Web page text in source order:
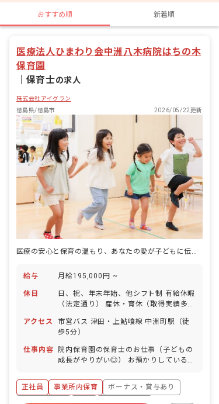
おすすめ順 新着順
医療法人ひまわり会中洲八木病院はちの木
保育園
保育士の求人
株式会社アイグラン
徳島県/徳島市
2026/05/22更新
医療の安心と保育の温もり、あなたの愛が子どもに伝わる場所
給与 月給195,000円 ~
休日
日、祝、年末年始、他シフト制 有給休暇
（法定通り） 産休・育休（取得実績多
日
アクセス
市営バス 津田・上鮎喰線 中洲町駅（徒
歩5分）
仕事内容
院内保育園の保育士のお仕事（子どもの
成長がやりがい◎） お預かりしている子
食事・睡眠・排泄・清潔・衣類の着脱等
・集団生活を通じた社会性の装着 ・行事
の計画・実行、お知らせの作成
正社員 事業所内保育
ボーナス・賞与あり